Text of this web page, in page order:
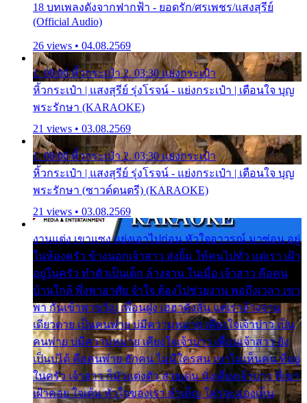
18 บทเพลงดังจากฟากฟ้า - ยอดรัก/ศรเพชร/แสงสุรีย์
(Official Audio)
26 views • 04.08.2569
1. 00:00 หิ้วกระเป๋า 2. 03:30 แย่งกระเป๋า
หิ้วกระเป๋า | แสงสุรีย์ รุ่งโรจน์ - แย่งกระเป๋า | เตือนใจ บุญ
พระรักษา (KARAOKE)
21 views • 03.08.2569
1. 00:00 หิ้วกระเป๋า 2. 03:30 แย่งกระเป๋า
หิ้วกระเป๋า | แสงสุรีย์ รุ่งโรจน์ - แย่งกระเป๋า | เตือนใจ บุญ
พระรักษา (ซาวด์ดนตรี) (KARAOKE)
21 views • 03.08.2569
งานแต่ง เขาแซง แย่งเอาไปก่อน หัวใจอาวรณ์ มาซ่อน อยู่
ในห้องครัว ข้างนอกเจ้าสาว ส่งยิ้ม ให้คนไปทั่ว แต่เรา เฝ้า
อยู่ในครัว ทำตัวเป็นเด็ก ล้างจาน ในเมื่อ เจ้าสาว คือคน
บ้านใกล้ พึ่งพาอาศัย จำใจ ต้องไปช่วยงาน พอถึงเวลา เขา
พา กันเข้าพาขวัญ เพื่อนฝูง เฮฮาดังลั่น แต่เราล้างจาน
เดียวดาย เป็นคนพ่าย บ่มีความหมาย เคียงใจเจ้าบ่าว เป็น
คนพ่าย บ่มีความหมาย เคียงใจเจ้าบ่าว เพื่อนเจ้าสาว ยัง
เป็นบ่ได้ คือคนพ่าย ฮักคน ไม่มีใครสน เขาไม่เห็นคน ที่อยู่
ในครัว เจ้าสาว ก็มัวแต่งตัว สวยเด่น นั่งเคียงเจ้าบ่าว ที่เขา
เฝ้าคอย ใจเต้น หัวใจของเรา ลำเค็ญ ใครจะมองเห็น